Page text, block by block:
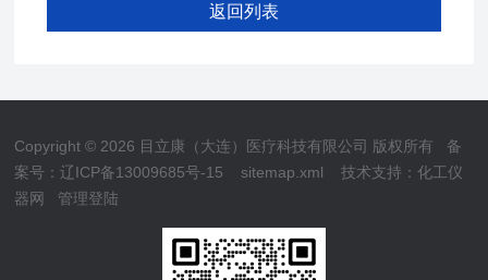
返回列表
Copyright © 2026 目立康（大连）医疗科技有限公司 版权所有 备
案号：辽ICP备13009685号-15
sitemap.xml 技术支持：化工仪
器网
管理登陆